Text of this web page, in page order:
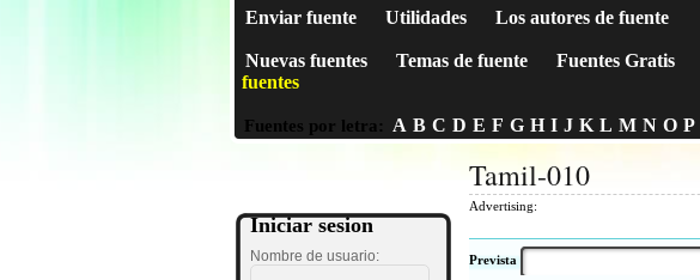
Enviar fuente Utilidades Los autores de fuente
Nuevas fuentes Temas de fuente Fuentes Gratis
fuentes
Fuentes por letra: A B C D E F G H I J K L M N O P
Iniciar sesion
Nombre de usuario:
Tamil-010
Advertising:
Prevista